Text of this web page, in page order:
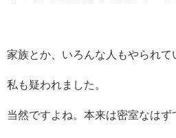
家族とか、いろんな人もやられて
私も疑われました。
当然ですよね。本来は密室なはず